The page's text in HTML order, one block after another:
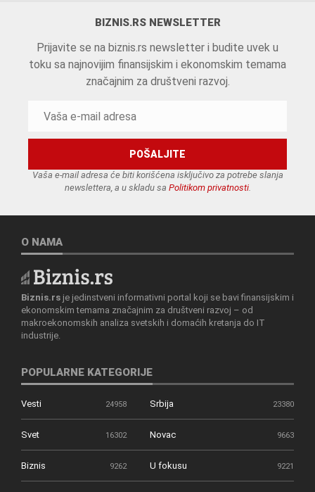
BIZNIS.RS NEWSLETTER
Prijavite se na biznis.rs newsletter i budite uvek u
toku sa najnovijim finansijskim i ekonomskim temama
značajnim za društveni razvoj.
Vaša e-mail adresa će biti korišćena isključivo za potrebe slanja
newslettera, a u skladu sa Politikom privatnosti.
O NAMA
Biznis.rs je jedinstveni informativni portal koji se bavi finansijskim i
ekonomskim temama značajnim za društveni razvoj – od
makroekonomskih analiza svetskih i domaćih kretanja do IT
industrije.
POPULARNE KATEGORIJE
Vesti 24958 Srbija 23380
Svet 16302 Novac 9663
Biznis 9262 U fokusu 9221